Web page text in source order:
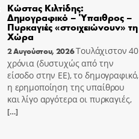
Κώστας Κιλτίδης:
Δημογραφικό – Ύπαιθρος –
Πυρκαγιές «στοιχειώνουν» τη
Χώρα
2 Αυγούστου, 2026Τουλάχιστον 40
χρόνια (δυστυχώς από την
είσοδο στην ΕΕ), το δημογραφικό,
η ερημοποίηση της υπαίθρου
και λίγο αργότερα οι πυρκαγιές,
[…]